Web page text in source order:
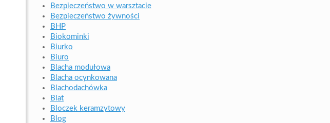
Bezpieczeństwo w warsztacie
Bezpieczeństwo żywności
BHP
Biokominki
Biurko
Biuro
Blacha modułowa
Blacha ocynkowana
Blachodachówka
Blat
Bloczek keramzytowy
Blog